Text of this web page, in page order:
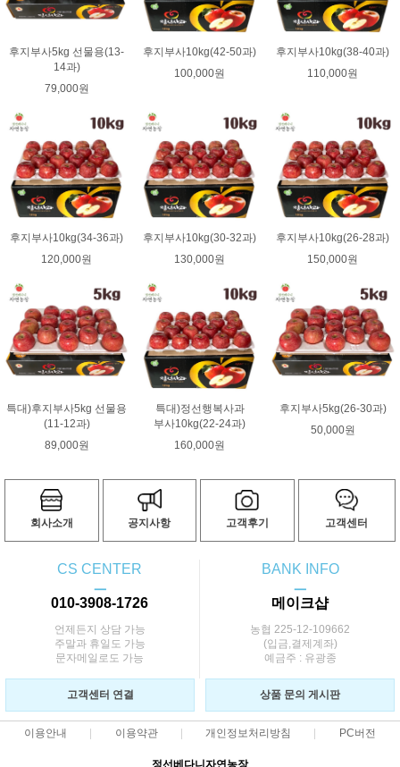
후지부사5kg 선물용(13-
14과)
79,000원
후지부사10kg(42-50과)
100,000원
후지부사10kg(38-40과)
110,000원
후지부사10kg(34-36과)
120,000원
후지부사10kg(30-32과)
130,000원
후지부사10kg(26-28과)
150,000원
특대)후지부사5kg 선물용
(11-12과)
89,000원
특대)정선행복사과
부사10kg(22-24과)
160,000원
후지부사5kg(26-30과)
50,000원
회사소개 공지사항 고객후기 고객센터
CS CENTER
ㅡ
010-3908-1726
언제든지 상담 가능
주말과 휴일도 가능
문자메일로도 가능
BANK INFO
ㅡ
메이크샵
농협 225-12-109662
(입금,결제계좌)
예금주 : 유광종
고객센터 연결 상품 문의 게시판
이용안내 이용약관 개인정보처리방침 PC버전